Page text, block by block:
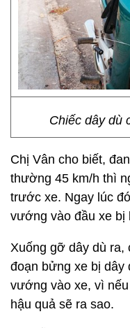
Chiếc dây dù
Chị Vân cho biết,
thường 45 km/h thì
trước xe. Ngay lúc
vướng vào đầu xe bị
Xuống gỡ dây dù ra,
đoạn bửng xe bị dây
vướng vào xe, vì
hậu quả sẽ ra sao.